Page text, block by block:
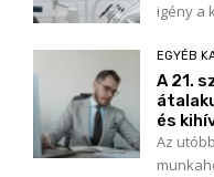
igény a
EGYÉB
A 21.
és
Az